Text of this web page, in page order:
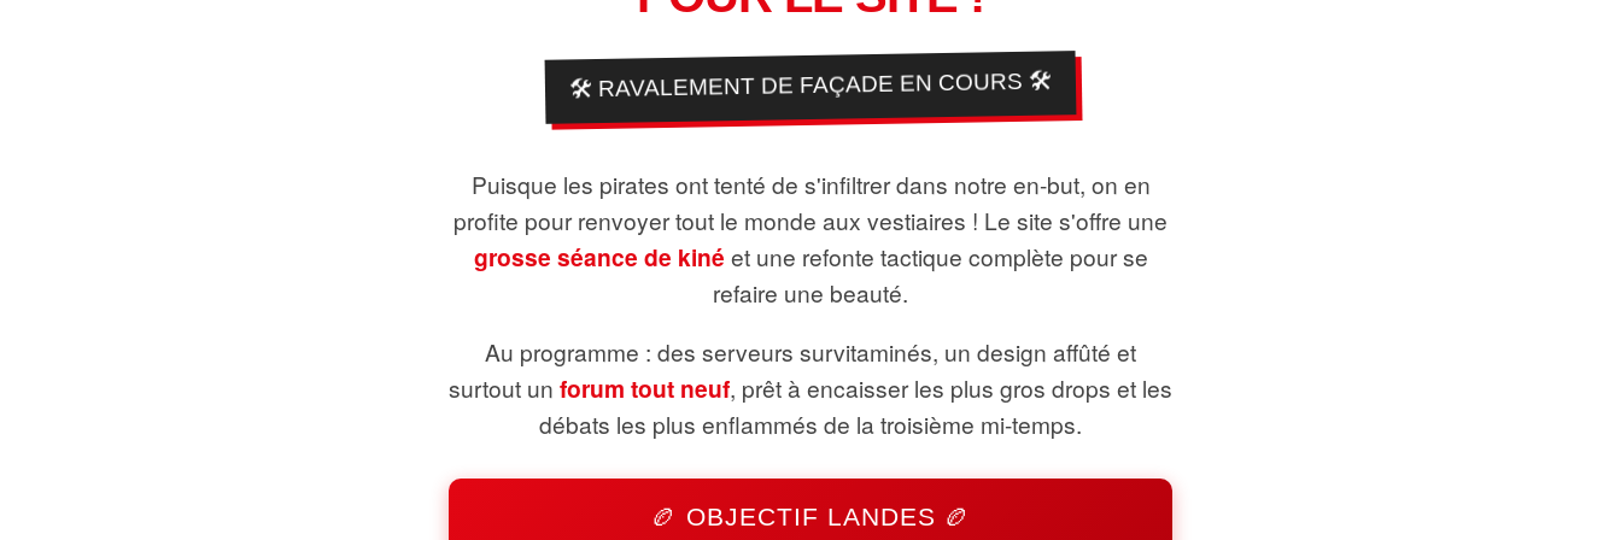
🛠️ RAVALEMENT DE FAÇADE EN COURS 🛠️
Puisque les pirates ont tenté de s'infiltrer dans notre en-but, on en
profite pour renvoyer tout le monde aux vestiaires ! Le site s'offre une
grosse séance de kiné et une refonte tactique complète pour se
refaire une beauté.
Au programme : des serveurs survitaminés, un design affûté et
surtout un forum tout neuf, prêt à encaisser les plus gros drops et les
débats les plus enflammés de la troisième mi-temps.
🏉 OBJECTIF LANDES 🏉